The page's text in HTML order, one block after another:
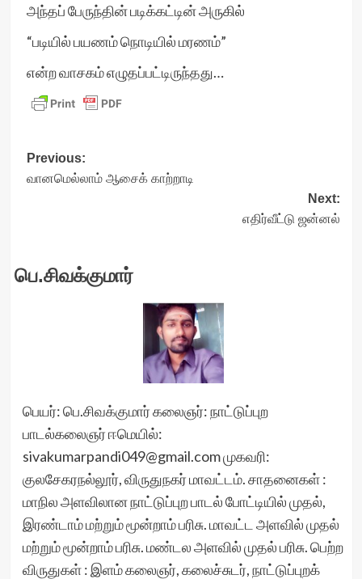
அந்தப் பேருந்தின் படிக்கட்டின் அருகில்
“படியில் பயணம் நொடியில் மரணம்”
என்ற வாசகம் எழுதப்பட்டிருந்தது…
Post
navigation
Previous:
வானமெல்லாம் ஆசைக் காற்றாடி
Next:
எதிர்வீட்டு ஜன்னல்
பெ.சிவக்குமார்
பெயர்: பெ.சிவக்குமார் கலைஞர்: நாட்டுப்புற
பாடல்கலைஞர் ஈமெயில்:
sivakumarpandi049@gmail.com முகவரி:
குலசேகரநல்லூர், விருதுநகர் மாவட்டம். சாதனைகள் :
மாநில அளவிலான நாட்டுப்புற பாடல் போட்டியில் முதல்,
இரண்டாம் மற்றும் மூன்றாம் பரிசு. மாவட்ட அளவில் முதல்
மற்றும் மூன்றாம் பரிசு. மண்டல அளவில் முதல் பரிசு. பெற்ற
விருதுகள் : இளம் கலைஞர், கலைச்சுடர், நாட்டுப்புறக்